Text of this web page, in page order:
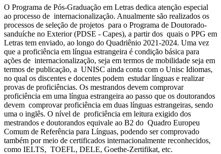
O Programa de Pós-Graduação em Letras dedica atenção especial
ao processo de internacionalização. Anualmente são realizados os
processos de seleção de projetos para o Programa de Doutorado-
sanduíche no Exterior (PDSE - Capes), a partir dos quais o PPG em
Letras tem enviado, ao longo do Quadriênio 2021-2024. Uma vez
que a proficiência em língua estrangeira é condição básica para
ações de internacionalização, seja em termos de mobilidade seja em
termos de publicação, a UNISC ainda conta com o Unisc Idiomas,
no qual os discentes e docentes podem estudar línguas e realizar
provas de proficiências. Os mestrandos devem comprovar
proficiência em uma língua estrangeira ao passo que os doutorandos
devem comprovar proficiência em duas línguas estrangeiras, sendo
uma o inglês. O nível de proficiência em leitura exigido dos
mestrandos e doutorandos equivale ao B2 do Quadro Europeu
Comum de Referência para Línguas, podendo ser comprovado
também por meio de certificados internacionalmente reconhecidos,
como IELTS, TOEFL, DELE, Goethe-Zertifikat, etc.